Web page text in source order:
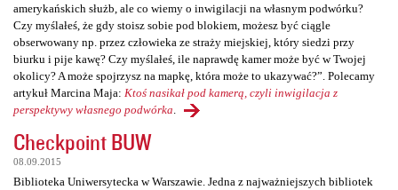
amerykańskich służb, ale co wiemy o inwigilacji na własnym podwórku?
Czy myślałeś, że gdy stoisz sobie pod blokiem, możesz być ciągle
obserwowany np. przez człowieka ze straży miejskiej, który siedzi przy
biurku i pije kawę? Czy myślałeś, ile naprawdę kamer może być w Twojej
okolicy? A może spojrzysz na mapkę, która może to ukazywać?”. Polecamy
artykuł Marcina Maja: Ktoś nasikał pod kamerą, czyli inwigilacja z
perspektywy własnego podwórka
Checkpoint BUW
08.09.2015
Biblioteka Uniwersytecka w Warszawie. Jedna z najważniejszych bibliotek